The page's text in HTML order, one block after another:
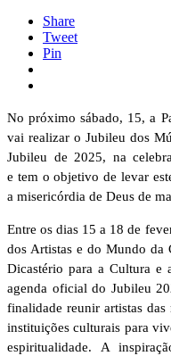
Share
Tweet
Pin
No próximo sábado, 15, a
vai realizar o Jubileu dos
Jubileu de 2025, na
e tem o objetivo de levar
a misericórdia de Deus de
Entre os dias 15 a 18 de
dos Artistas e do Mundo da
Dicastério para a Cultura e
agenda oficial do Jubileu
finalidade reunir artistas das
instituições culturais para
espiritualidade. A